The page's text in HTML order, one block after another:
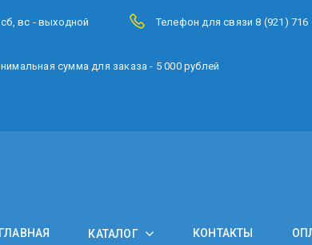
вс - выходной Телефон для связи 8 (921) 716
сумма для заказа - 5 000 рублей
ГЛАВНАЯ КАТАЛОГ КОНТАКТЫ